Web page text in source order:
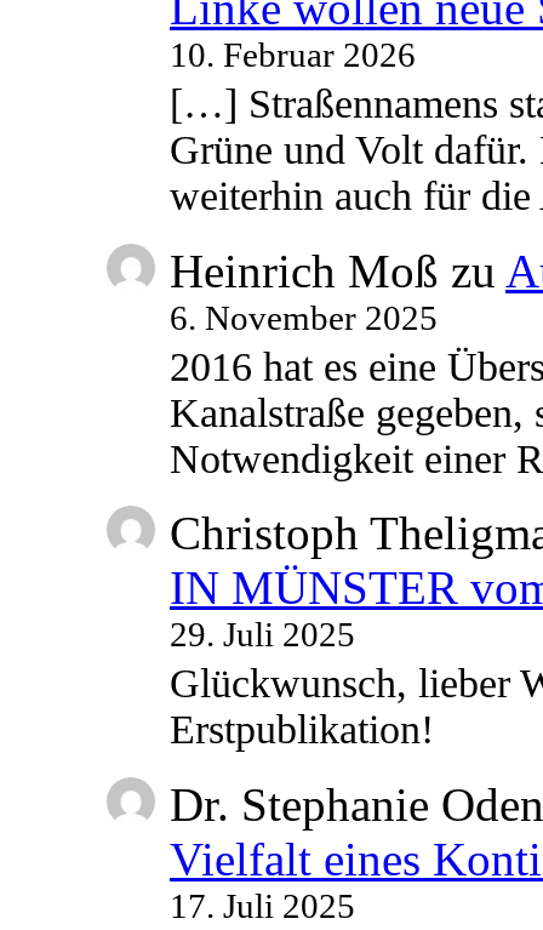
10. Februar 2026
[…] Straßennamens
Grüne und Volt
weiterhin auch für
Heinrich Moß zu
6. November 2025
2016 hat es eine
Kanalstraße
Notwendigkeit einer
Christoph
IN MÜNSTER
29. Juli 2025
Glückwunsch, lieber
Erstpublikation!
Dr. Stephanie
Vielfalt eines
17. Juli 2025